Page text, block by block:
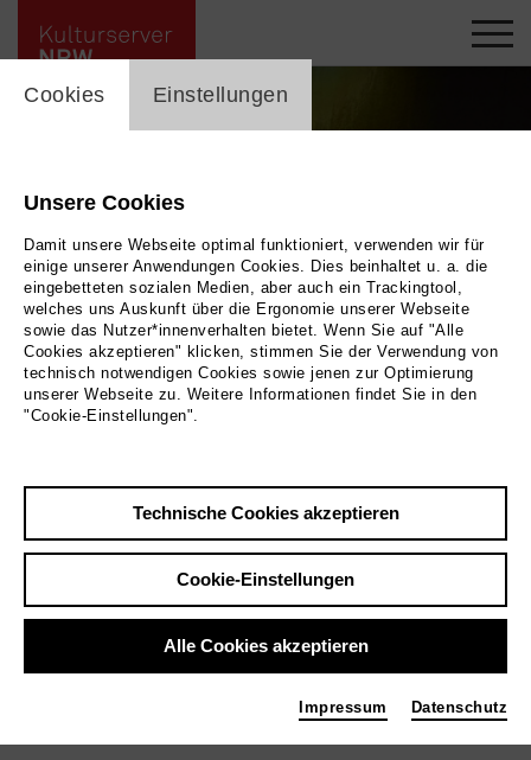
Gazette Neue Musik in
NRW - Ausgabe
November 2021
cookie_layer
Cookies Einstellungen
Unsere Cookies
Damit unsere Webseite optimal funktioniert, verwenden wir für
einige unserer Anwendungen Cookies. Dies beinhaltet u. a. die
eingebetteten sozialen Medien, aber auch ein Trackingtool,
welches uns Auskunft über die Ergonomie unserer Webseite
sowie das Nutzer*innenverhalten bietet. Wenn Sie auf "Alle
Cookies akzeptieren" klicken, stimmen Sie der Verwendung von
technisch notwendigen Cookies sowie jenen zur Optimierung
unserer Webseite zu. Weitere Informationen findet Sie in den
"Cookie-Einstellungen".
Technische Cookies akzeptieren
Cookie-Einstellungen
Alle Cookies akzeptieren
Impressum Datenschutz